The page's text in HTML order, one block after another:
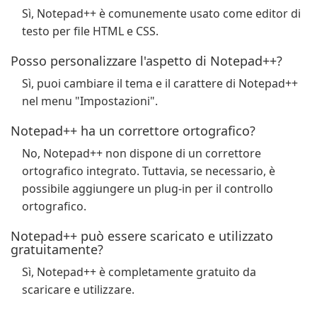
Sì, Notepad++ è comunemente usato come editor di
testo per file HTML e CSS.
Posso personalizzare l'aspetto di Notepad++?
Sì, puoi cambiare il tema e il carattere di Notepad++
nel menu "Impostazioni".
Notepad++ ha un correttore ortografico?
No, Notepad++ non dispone di un correttore
ortografico integrato. Tuttavia, se necessario, è
possibile aggiungere un plug-in per il controllo
ortografico.
Notepad++ può essere scaricato e utilizzato
gratuitamente?
Sì, Notepad++ è completamente gratuito da
scaricare e utilizzare.